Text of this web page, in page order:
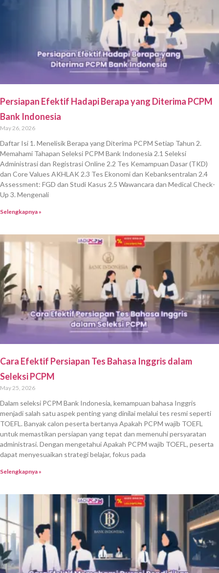
Persiapan Efektif Hadapi Berapa yang Diterima PCPM
Bank Indonesia
May 26, 2026
Daftar Isi 1. Menelisik Berapa yang Diterima PCPM Setiap Tahun 2.
Memahami Tahapan Seleksi PCPM Bank Indonesia 2.1 Seleksi
Administrasi dan Registrasi Online 2.2 Tes Kemampuan Dasar (TKD)
dan Core Values AKHLAK 2.3 Tes Ekonomi dan Kebanksentralan 2.4
Assessment: FGD dan Studi Kasus 2.5 Wawancara dan Medical Check-
Up 3. Mengenali
Selengkapnya »
Cara Efektif Persiapan Tes Bahasa Inggris dalam
Seleksi PCPM
May 25, 2026
Dalam seleksi PCPM Bank Indonesia, kemampuan bahasa Inggris
menjadi salah satu aspek penting yang dinilai melalui tes resmi seperti
TOEFL. Banyak calon peserta bertanya Apakah PCPM wajib TOEFL
untuk memastikan persiapan yang tepat dan memenuhi persyaratan
administrasi. Dengan mengetahui Apakah PCPM wajib TOEFL, peserta
dapat menyesuaikan strategi belajar, fokus pada
Selengkapnya »